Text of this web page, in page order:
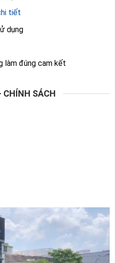
tiết
dụng
làm đúng cam kết
CHÍNH SÁCH